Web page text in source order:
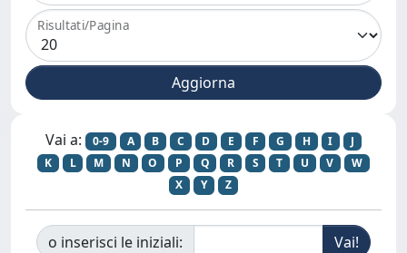
Risultati/Pagina
Vai a: 0-9 A B C D E F G H I
J
K
L M N O P Q R S T U V
W
X
Y Z
o inserisci le iniziali: